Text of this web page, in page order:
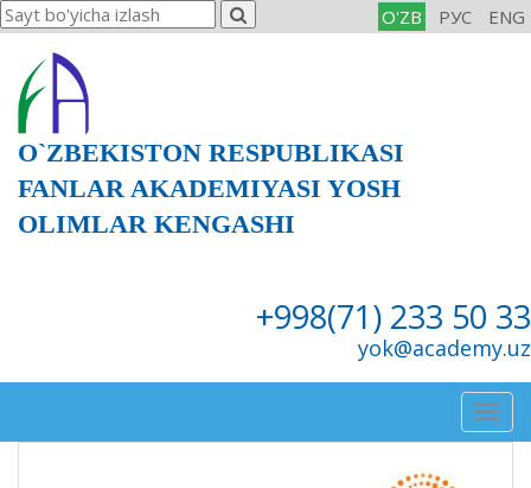
O'ZB РУС ENG
O`ZBEKISTON RESPUBLIKASI
FANLAR AKADEMIYASI YOSH
OLIMLAR KENGASHI
+998(71) 233 50 33
yok@academy.uz